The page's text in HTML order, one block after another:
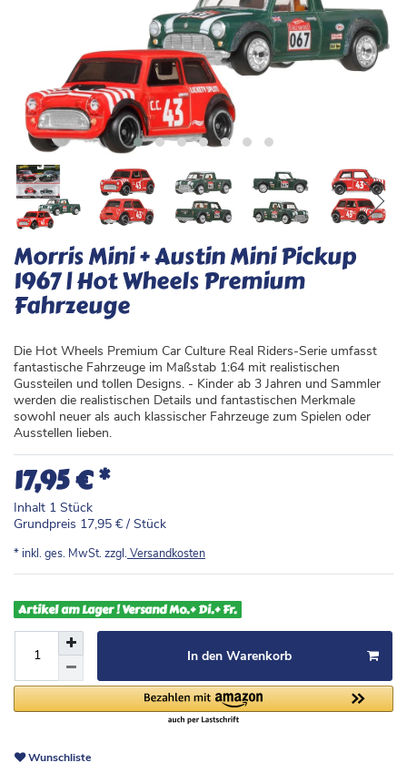
Morris Mini + Austin Mini Pickup
1967 | Hot Wheels Premium
Fahrzeuge
Die Hot Wheels Premium Car Culture Real Riders-Serie umfasst
fantastische Fahrzeuge im Maßstab 1:64 mit realistischen
Gussteilen und tollen Designs. - Kinder ab 3 Jahren und Sammler
werden die realistischen Details und fantastischen Merkmale
sowohl neuer als auch klassischer Fahrzeuge zum Spielen oder
Ausstellen lieben.
17,95 €*
Inhalt 1 Stück
Grundpreis 17,95 € / Stück
* inkl. ges. MwSt. zzgl. Versandkosten
Artikel am Lager ! Versand Mo.+ Di.+ Fr.
In den Warenkorb
Wunschliste